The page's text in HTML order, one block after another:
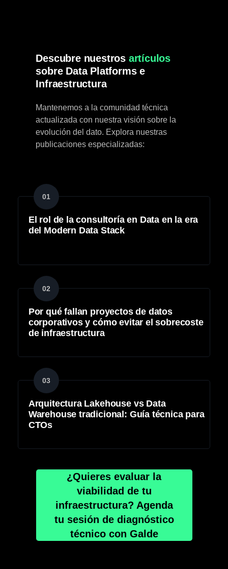
Descubre nuestros artículos
sobre Data Platforms e
Infraestructura
Mantenemos a la comunidad técnica
actualizada con nuestra visión sobre la
evolución del dato. Explora nuestras
publicaciones especializadas:
01
El rol de la consultoría en Data en la era
del Modern Data Stack
02
Por qué fallan proyectos de datos
corporativos y cómo evitar el sobrecoste
de infraestructura
03
Arquitectura Lakehouse vs Data
Warehouse tradicional: Guía técnica para
CTOs
¿Quieres evaluar la
viabilidad de tu
infraestructura? Agenda
tu sesión de diagnóstico
técnico con Galde